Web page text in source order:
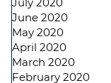
June 2020
May 2020
April 2020
March 2020
February 2020